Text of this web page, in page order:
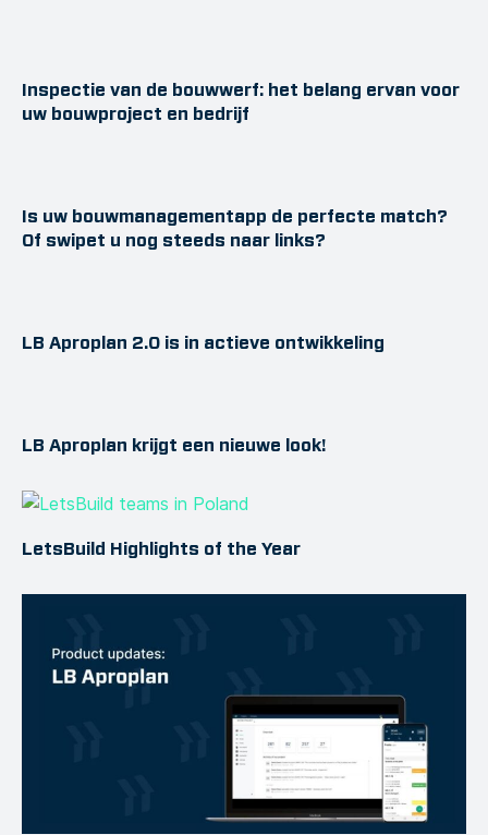
Inspectie van de bouwwerf: het belang ervan voor
uw bouwproject en bedrijf
Is uw bouwmanagementapp de perfecte match?
Of swipet u nog steeds naar links?
LB Aproplan 2.0 is in actieve ontwikkeling
LB Aproplan krijgt een nieuwe look!
LetsBuild Highlights of the Year